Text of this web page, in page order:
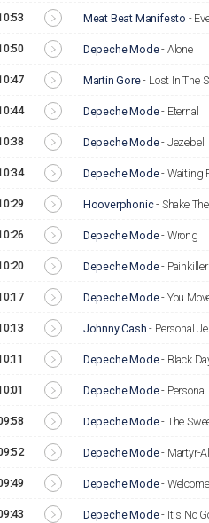
Meat Beat Manifesto -
Depeche Mode- Alone
Martin Gore- Lost In The
Depeche Mode- Eternal
Depeche Mode- Jezebel
Depeche Mode- Waiting
Hooverphonic- Shake
Depeche Mode- Wrong
Depeche Mode- Painkiller
Depeche Mode- You
Johnny Cash - Personal
Depeche Mode- Black
Depeche Mode-
Depeche Mode- The
Depeche Mode- Martyr-
Depeche Mode-
Depeche Mode- It's No